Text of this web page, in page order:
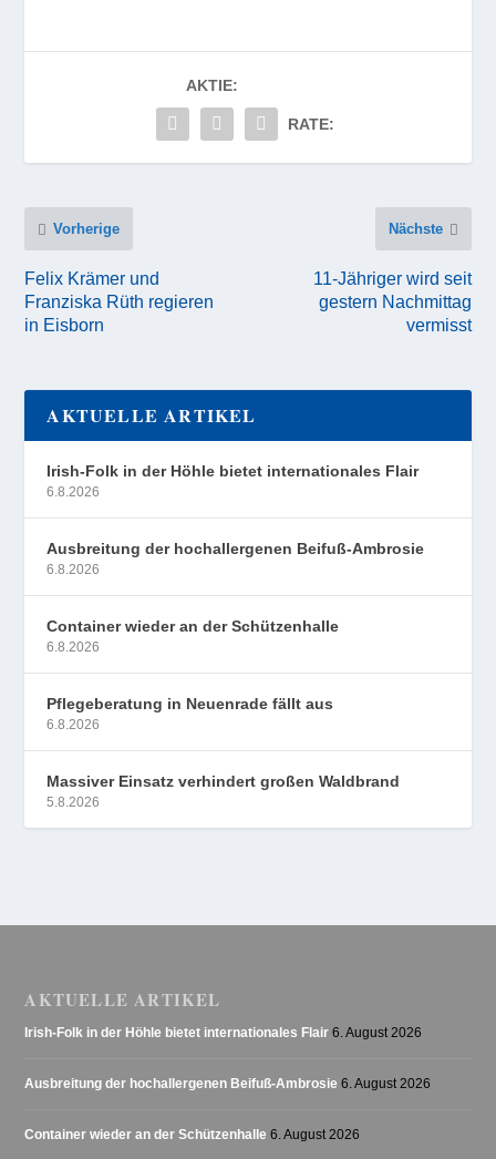
AKTIE:
RATE:
Vorherige
Felix Krämer und
Franziska Rüth regieren
in Eisborn
Nächste
11-Jähriger wird seit
gestern Nachmittag
vermisst
AKTUELLE ARTIKEL
Irish-Folk in der Höhle bietet internationales Flair
6.8.2026
Ausbreitung der hochallergenen Beifuß-Ambrosie
6.8.2026
Container wieder an der Schützenhalle
6.8.2026
Pflegeberatung in Neuenrade fällt aus
6.8.2026
Massiver Einsatz verhindert großen Waldbrand
5.8.2026
AKTUELLE ARTIKEL
Irish-Folk in der Höhle bietet internationales Flair 6. August 2026
Ausbreitung der hochallergenen Beifuß-Ambrosie 6. August 2026
Container wieder an der Schützenhalle 6. August 2026